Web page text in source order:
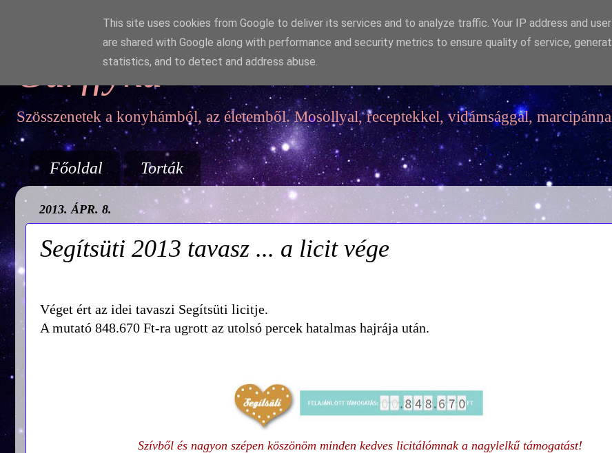
Garffyka
Szösszenetek a konyhámból, az életemből. Mosollyal, receptekkel, vidámsággal,
Főoldal Torták
2013. ÁPR. 8.
Segítsüti 2013 tavasz ... a licit vége
Véget ért az idei tavaszi Segítsüti licitje.
A mutató 848.670 Ft-ra ugrott az utolsó percek hatalmas hajrája után.
Szívbőlés nagyon szépen köszönöm minden kedves licitálómnak a nagylelkű támogatást!
This site uses cookies from Google to deliver its services and to analyze traffic. Your IP address and
are shared with Google along with performance and security metrics to ensure quality of service,
statistics, and to detect and address abuse.